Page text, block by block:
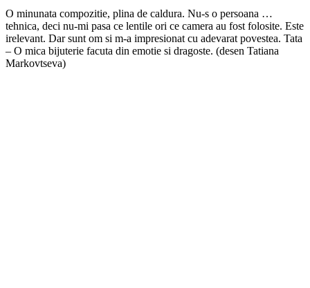
O minunata compozitie, plina de caldura. Nu-s o persoana …
tehnica, deci nu-mi pasa ce lentile ori ce camera au fost folosite. Este
irelevant. Dar sunt om si m-a impresionat cu adevarat povestea. Tata
– O mica bijuterie facuta din emotie si dragoste. (desen Tatiana
Markovtseva)